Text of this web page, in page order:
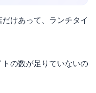
けあって、ランチタイ
の数が足りていないの